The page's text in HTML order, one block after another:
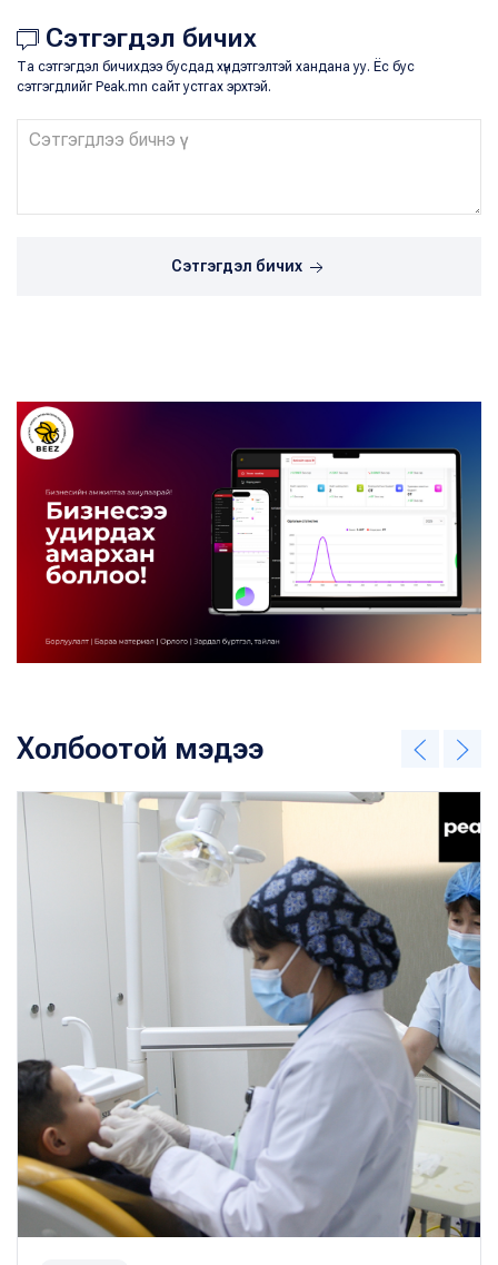
Сэтгэгдэл бичих
Та сэтгэгдэл бичихдээ бусдад хүндэтгэлтэй хандана уу. Ёс бус
сэтгэгдлийг Peak.mn сайт устгах эрхтэй.
Сэтгэгдэл бичих
Холбоотой мэдээ